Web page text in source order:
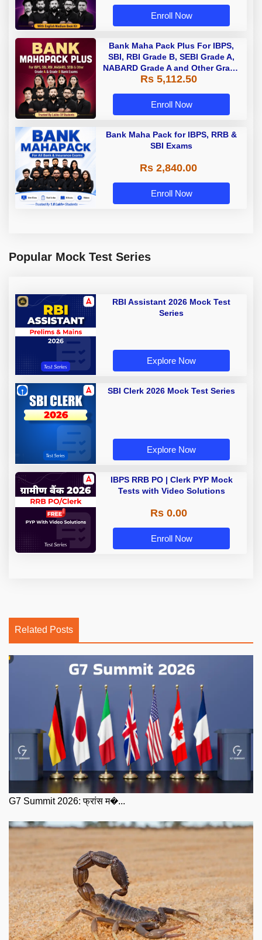
Enroll Now
Bank Maha Pack Plus For IBPS,
SBI, RBI Grade B, SEBI Grade A,
NABARD Grade A and Other Grade
A & Grade B Bank Exams
Rs 5,112.50
Enroll Now
Bank Maha Pack for IBPS, RRB &
SBI Exams
Rs 2,840.00
Enroll Now
Popular Mock Test Series
RBI Assistant 2026 Mock Test
Series
Explore Now
SBI Clerk 2026 Mock Test Series
Explore Now
IBPS RRB PO | Clerk PYP Mock
Tests with Video Solutions
Rs 0.00
Enroll Now
Related Posts
G7 Summit 2026: फ्रांस म�...